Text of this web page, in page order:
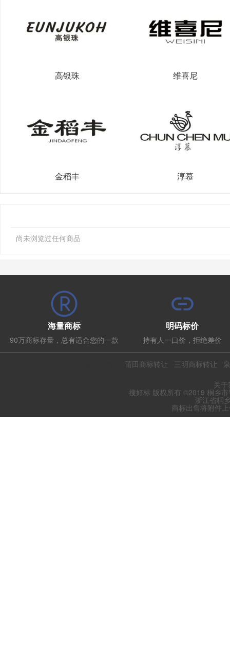
高银珠 维喜尼
金稻丰 淳慕
尚未浏览过任何商品
海量商标
90万商标存量，总有适合您的一款
明码标价
持有人一口价，拒绝差价
莆田商标转让 三明商标转让
关
搜好标 版权所有 ©2019 桐乡
浙江省桐
商标出售将附件